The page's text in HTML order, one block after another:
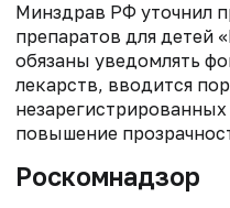
Минздрав РФ уточнил
препаратов для детей
обязаны уведомлять
лекарств, вводится
повышение
Роскомнадзор